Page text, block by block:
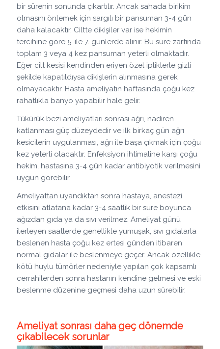
bir sürenin sonunda çıkartılır. Ancak sahada birikim
olmasını önlemek için sargılı bir pansuman 3-4 gün
daha kalacaktır. Ciltte dikişiler var ise hekimin
tercihine göre 5. ile 7. günlerde alınır. Bu süre zarfında
toplam 3 veya 4 kez pansuman yeterli olmaktadır.
Eğer cilt kesisi kendinden eriyen özel ipliklerle gizli
şekilde kapatıldıysa dikişlerin alınmasına gerek
olmayacaktır. Hasta ameliyatın haftasında çoğu kez
rahatlıkla banyo yapabilir hale gelir.
Tükürük bezi ameliyatları sonrası ağrı, nadiren
katlanması güç düzeydedir ve ilk birkaç gün ağrı
kesicilerin uygulanması, ağrı ile başa çıkmak için çoğu
kez yeterli olacaktır. Enfeksiyon ihtimaline karşı çoğu
hekim, hastasına 3-4 gün kadar antibiyotik verilmesini
uygun görebilir.
Ameliyattan uyandıktan sonra hastaya, anestezi
etkisini atlatana kadar 3-4 saatlik bir süre boyunca
ağızdan gıda ya da sıvı verilmez. Ameliyat günü
ilerleyen saatlerde genellikle yumuşak, sıvı gıdalarla
beslenen hasta çoğu kez ertesi günden itibaren
normal gıdalar ile beslenmeye geçer. Ancak özellikle
kötü huylu tümörler nedeniyle yapılan çok kapsamlı
cerrahilerden sonra hastanın kendine gelmesi ve eski
beslenme düzenine geçmesi daha uzun sürebilir.
Ameliyat sonrası daha geç dönemde
çıkabilecek sorunlar